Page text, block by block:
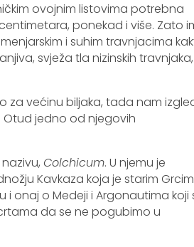
ovojnim listovima potrebna
ponekad i više. Zato
i suhim travnjacima
svježa tla nizinskih travnjaka,
za većinu biljaka, tada nam
jedno od njegovih
Colchicum. U njemu je
Kavkaza koja je starim
i onaj o Medeji i Argonautima koji
da se ne pogubimo u